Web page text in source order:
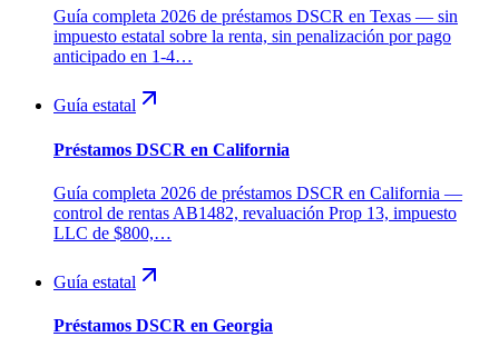
Guía completa 2026 de préstamos DSCR en Texas — sin
impuesto estatal sobre la renta, sin penalización por pago
anticipado en 1-4…
Guía estatal
Préstamos DSCR en California
Guía completa 2026 de préstamos DSCR en California —
control de rentas AB1482, revaluación Prop 13, impuesto
LLC de $800,…
Guía estatal
Préstamos DSCR en Georgia